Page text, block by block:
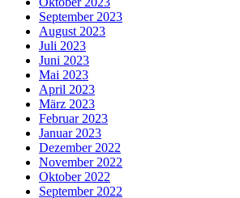
September 2023
August 2023
Juli 2023
Juni 2023
Mai 2023
April 2023
März 2023
Februar 2023
Januar 2023
Dezember 2022
November 2022
Oktober 2022
September 2022